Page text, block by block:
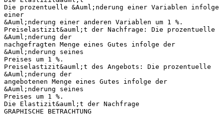
Die prozentuelle &Auml;nderung einer Variablen infolge
einer
&Auml;nderung einer anderen Variablen um 1 %.
Preiselastizit&auml;t der Nachfrage: Die prozentuelle
&Auml;nderung der
nachgefragten Menge eines Gutes infolge der
&Auml;nderung seines
Preises um 1 %.
Preiselastizit&auml;t des Angebots: Die prozentuelle
&Auml;nderung der
angebotenen Menge eines Gutes infolge der
&Auml;nderung seines
Preises um 1 %.
Die Elastizit&auml;t der Nachfrage
GRAPHISCHE BETRACHTUNG